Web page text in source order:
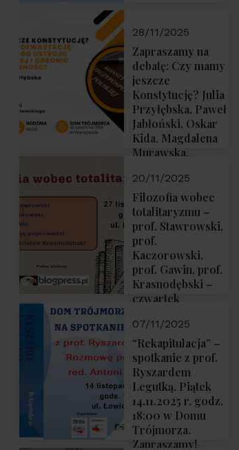
28/11/2025
Zapraszamy na
debatę: Czy mamy
jeszcze
Konstytucję? Julia
Przyłębska, Paweł
Jabłoński, Oskar
Kida, Magdalena
Murawska,
Sobolewski – 4
grudnia 2025 r.
godz. 18:00.
20/11/2025
Filozofia wobec
totalitaryzmu –
prof. Stawrowski,
prof.
Kaczorowski,
prof. Gawin, prof.
Krasnodębski –
czwartek
18:00
07/11/2025
“Rekapitulacja” –
spotkanie z prof.
Ryszardem
Legutką. Piątek
14.11.2025 r. godz.
18:00 w Domu
Trójmorza.
Zapraszamy!